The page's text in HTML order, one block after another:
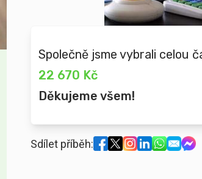
Společně jsme vybrali celou
22 670 Kč
Děkujeme všem!
Sdílet příběh: